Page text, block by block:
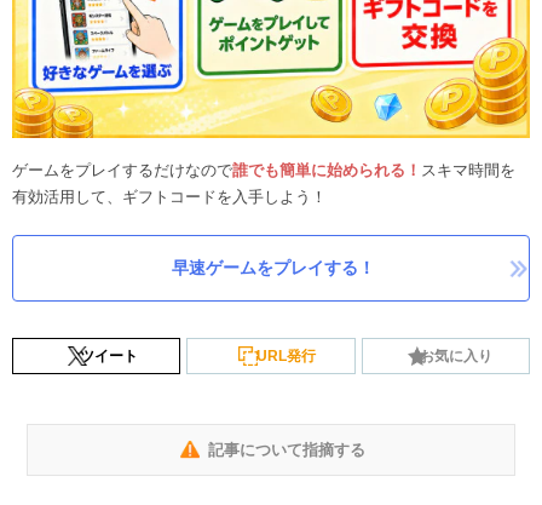
ゲームをプレイするだけなので誰でも簡単に始められる！ スキマ時間を
有効活用して、ギフトコードを入手しよう！
早速ゲームをプレイする！
ツイート URL発行 お気に入り
記事について指摘する